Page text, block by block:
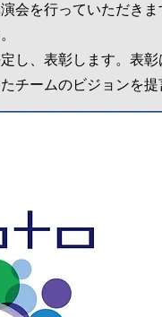
会を行っていただき
し、表彰します。表
チームのビジョンを